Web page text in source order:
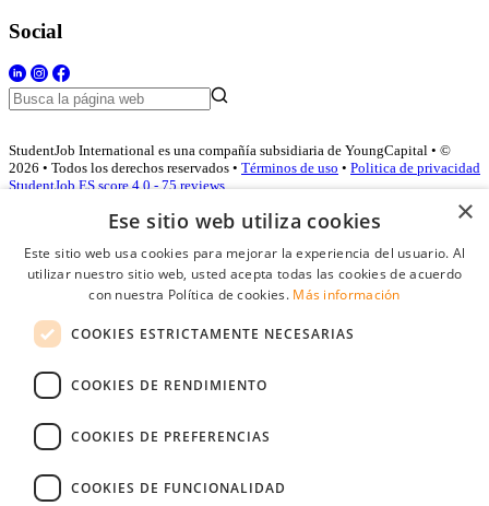
Social
StudentJob International es una compañía subsidiaria de YoungCapital • ©
2026 • Todos los derechos reservados • Términos de uso • Politica de privacidad
StudentJob ES score 4.0 - 75 reviews
Acceso empresas
Contraseña
Recordarme
Conectarse
Registro gratuito empresas
×
Ese sitio web utiliza cookies
Este sitio web usa cookies para mejorar la experiencia del usuario. Al
utilizar nuestro sitio web, usted acepta todas las cookies de acuerdo
con nuestra Política de cookies. Más información
COOKIES ESTRICTAMENTE NECESARIAS
COOKIES DE RENDIMIENTO
COOKIES DE PREFERENCIAS
COOKIES DE FUNCIONALIDAD